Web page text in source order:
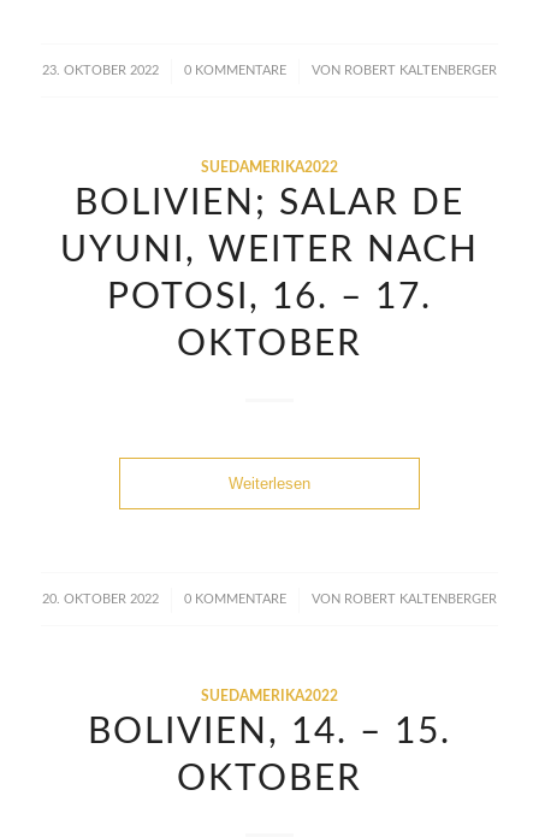
23. OKTOBER 2022
/ 0 KOMMENTARE
/ VON ROBERT KALTENBERGER
SUEDAMERIKA2022
BOLIVIEN; SALAR DE
UYUNI, WEITER NACH
POTOSI, 16. – 17.
OKTOBER
Weiterlesen
20. OKTOBER 2022
/ 0 KOMMENTARE
/ VON ROBERT KALTENBERGER
SUEDAMERIKA2022
BOLIVIEN, 14. – 15.
OKTOBER